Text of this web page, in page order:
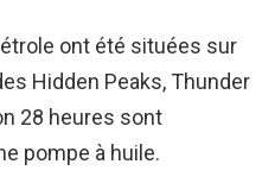
ont été situées sur
Hidden Peaks, Thunder
28 heures sont
pompe à huile.